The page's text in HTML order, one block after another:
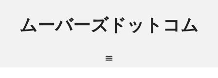
ムーバーズドットコム